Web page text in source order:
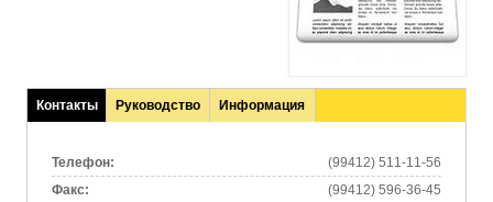
Контакты
(активная
Руководство Информация
Телефон:
(99412) 511-11-56
Факс:
(99412) 596-36-45